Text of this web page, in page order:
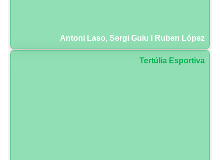
Antoni Laso, Sergi Guiu i Ruben López
Tertúlia Esportiva